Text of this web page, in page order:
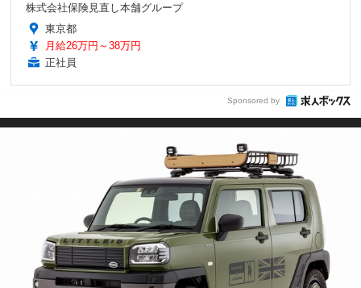
株式会社保険見直し本舗グループ
東京都
月給26万円～38万円
正社員
Sponsored by